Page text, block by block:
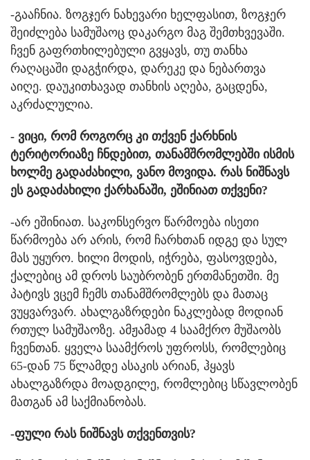
-გააჩნია. ზოგჯერ ნახევარი ხელფასით, ზოგჯერ
შეიძლება სამუშაოც დაკარგო მაგ შემთხვევაში.
ჩვენ გაფრთხილებული გვყავს, თუ თანხა
რაღაცაში დაგჭირდა, დარეკე და ნებართვა
აიღე. დაუკითხავად თანხის აღება, გაცდენა,
აკრძალულია.
- ვიცი, რომ როგორც კი თქვენ ქარხნის
ტერიტორიაზე ჩნდებით, თანამშრომლებში ისმის
ხოლმე გადაძახილი, ვანო მოვიდა. რას ნიშნავს
ეს გადაძახილი ქარხანაში, ეშინიათ თქვენი?
-არ ეშინიათ. საკონსერვო წარმოება ისეთი
წარმოება არ არის, რომ ჩარხთან იდგე და სულ
მას უყურო. ხილი მოდის, იჭრება, ფასოვდება,
ქალებიც ამ დროს საუბრობენ ერთმანეთში. მე
პატივს ვცემ ჩემს თანამშრომლებს და მათაც
ვუყვარვარ. ახალგაზრდები ნაკლებად მოდიან
რთულ სამუშაოზე. ამჟამად 4 საამქრო მუშაობს
ჩვენთან. ყველა საამქროს უფროსს, რომლებიც
65-დან 75 წლამდე ასაკის არიან, ჰყავს
ახალგაზრდა მოადგილე, რომლებიც სწავლობენ
მათგან ამ საქმიანობას.
-ფული რას ნიშნავს თქვენთვის?